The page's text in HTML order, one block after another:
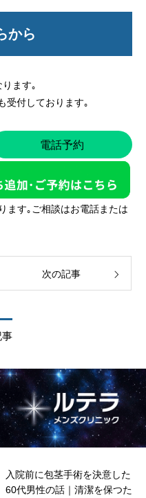
から
ます｡
受付しております｡
電話予約
ます｡ご相談はお電話または
次の記事
事
入院前に包茎手術を決意した
60代男性の話｜清潔を保つた